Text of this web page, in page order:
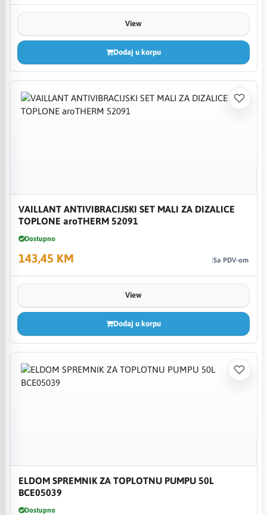
View
Dodaj u korpu
VAILLANT ANTIVIBRACIJSKI SET MALI ZA DIZALICE
TOPLONE aroTHERM 52091
Dostupno
143,45 KM Sa PDV-om
View
Dodaj u korpu
ELDOM SPREMNIK ZA TOPLOTNU PUMPU 50L
BCE05039
Dostupno